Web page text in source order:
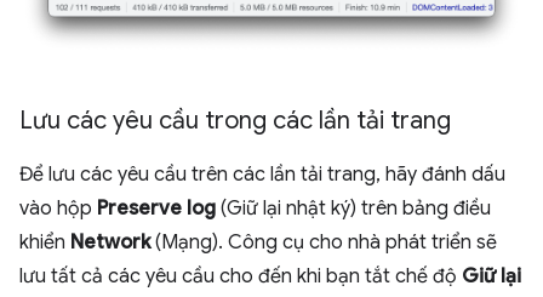
Lưu các yêu cầu trong các lần tải trang
Để lưu các yêu cầu trên các lần tải trang, hãy đánh dấu
vào hộp Preserve log (Giữ lại nhật ký) trên bảng điều
khiển Network(Mạng). Công cụ cho nhà phát triển sẽ
lưu tất cả các yêu cầu cho đến khi bạn tắt chế độ Giữ lại